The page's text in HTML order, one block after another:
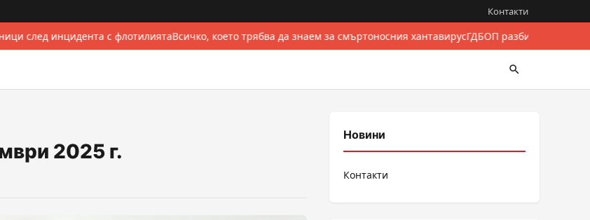
Контакти
след инцидента с флотилиятаВсичко, което трябва да знаем за смъртоносния хантавирусГДБОП разби
2025 г.
Новини
Контакти